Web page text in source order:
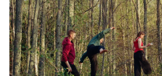
suivez-nous
Journal Vénerie- version papier
Newsletter